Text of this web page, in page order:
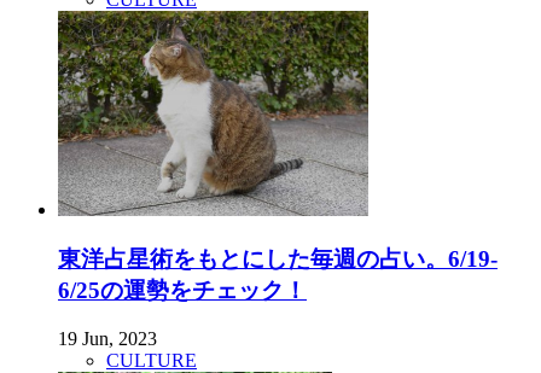
東洋占星術をもとにした毎週の占い。6/19-
6/25の運勢をチェック！
19 Jun, 2023
CULTURE